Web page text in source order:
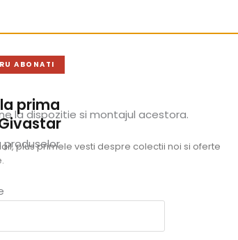
la dispozitie si montajul acestora.
ABONATI
prima
plus primele vesti despre colectii noi si oferte